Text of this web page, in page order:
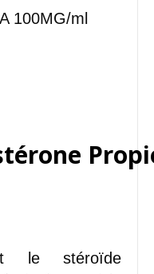
100MG/ml
le stéroïde